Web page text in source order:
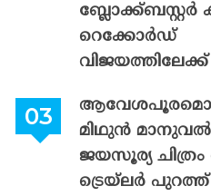
ബ്ലോക്ക്ബസ്റ്റർ
റെക്കോർഡ്
മിഥുൻ
ജയസൂര്യ
ട്രെയ്‌ലർ പുറത്ത്